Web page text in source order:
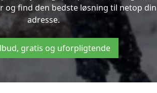
og find den bedste løsning til netop din
adresse.
gratis og uforpligtende